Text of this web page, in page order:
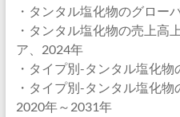
・タンタル塩化物のグロー
・タンタル塩化物の売上高
ア、2024年
・タイプ別-タンタル塩化
・タイプ別-タンタル塩化物
2020年～2031年